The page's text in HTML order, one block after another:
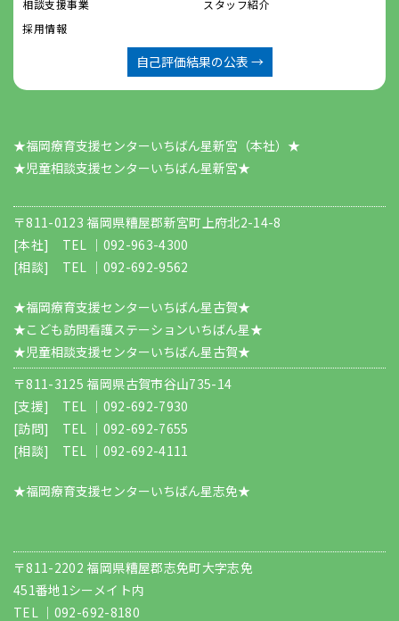
相談支援事業
スタッフ紹介
採用情報
自己評価結果の公表 →
★福岡療育支援センターいちばん星新宮（本社）★
​​​​​​​★児童相談支援センターいちばん星新宮★
〒811-0123 福岡県糟屋郡新宮町上府北2-14-8
[本社] TEL ｜ 092-963-4300
[相談] TEL ｜ 092-692-9562
★福岡療育支援センターいちばん星古賀★
★こども訪問看護ステーションいちばん星★
★児童相談支援センターいちばん星古賀★
〒811-3125 福岡県古賀市谷山735-14
[支援] TEL ｜ 092-692-7930
[訪問] TEL ｜ 092-692-7655
[相談] TEL ｜ 092-692-4111
★福岡療育支援センターいちばん星志免★
〒811-2202 福岡県糟屋郡志免町大字志免
451番地1シーメイト内
TEL ｜ 092-692-8180